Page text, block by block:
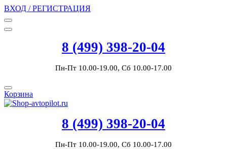
ВХОД / РЕГИСТРАЦИЯ
8 (499) 398-20-04
Пн-Пт 10.00-19.00, Сб 10.00-17.00
Корзина
8 (499) 398-20-04
Пн-Пт 10.00-19.00, Сб 10.00-17.00